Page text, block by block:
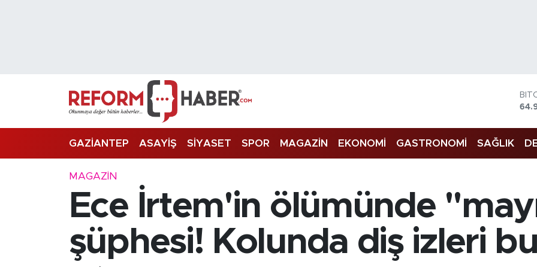
GAZİANTEP ASAYİŞ SİYASET SPOR MAGAZİN EKONOMİ GASTRONOMİ SAĞLIK
MAGAZİN
Ece İrtem'in ölümünde
şüphesi! Kolunda diş izleri
Trafik Durumu
Süper Lig Puan Durumu ve Fikstür
Son Dakika Haberleri
Haber Arşivi